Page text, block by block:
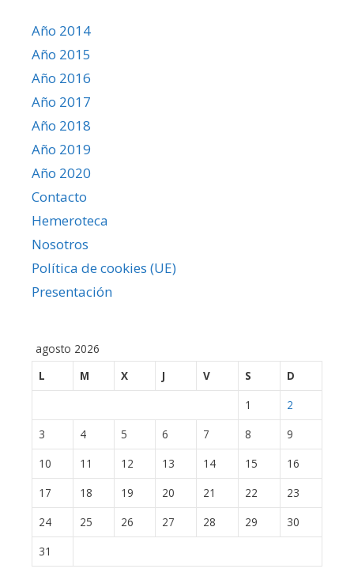
Año 2014
Año 2015
Año 2016
Año 2017
Año 2018
Año 2019
Año 2020
Contacto
Hemeroteca
Nosotros
Política de cookies (UE)
Presentación
agosto 2026
L
M X J V S
D
1
2
3
4 5 6 7 8
9
10
11 12 13 14 15
16
17
18 19 20 21 22
23
24
25 26 27 28 29
30
31